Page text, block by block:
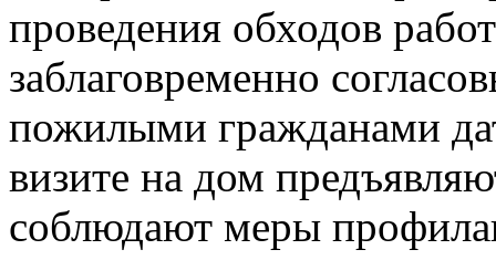
проведения обходов
заблаговременно
пожилыми гражданами
визите на дом
соблюдают меры